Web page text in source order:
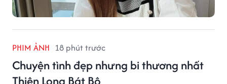
PHIM ẢNH 18 phút trước
Chuyện tình đẹp nhưng bi thương nhất